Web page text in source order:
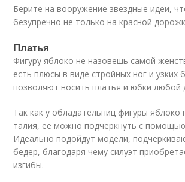
Берите на вооружение звездные идеи,
безупречно не только на красной
Платья
Фигуру яблоко не назовешь самой
есть плюсы в виде стройных ног и узких
позволяют носить платья и юбки любой
Так как у обладательниц фигуры яблоко
талия, ее можно подчеркнуть с
Идеально подойдут модели,
бедер, благодаря чему силуэт
изгибы.